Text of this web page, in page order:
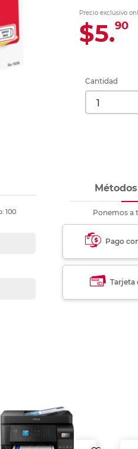
Precio exclusivo
$5.90
Cantidad
100
Ponemos a
Pago
Tarjeta